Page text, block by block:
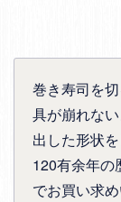
巻き寿司を
具が崩れな
出した形状を
120有余年の
でお買い求